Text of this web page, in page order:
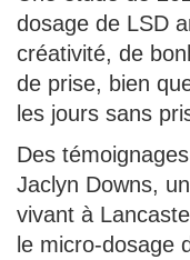
dosage de LSD
créativité, de
de prise, bien
les jours sans
Des
Jaclyn Downs,
vivant à
le micro-dosage